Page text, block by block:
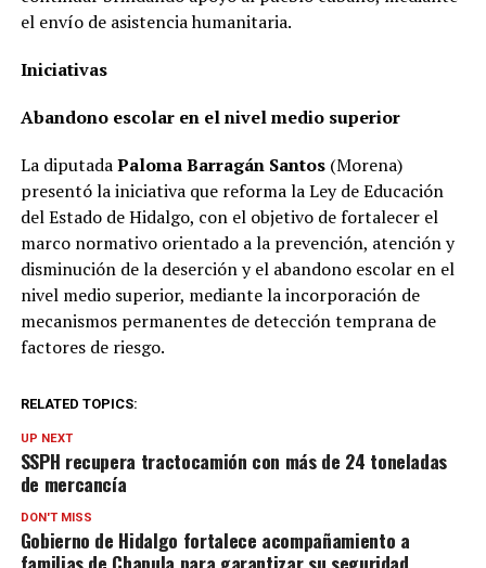
el envío de asistencia humanitaria.
Iniciativas
Abandono escolar en el nivel medio superior
La diputadaPaloma Barragán Santos(Morena)
presentó la iniciativa que reforma la Ley de Educación
del Estado de Hidalgo, con el objetivo de fortalecer el
marco normativo orientado a la prevención, atención y
disminución de la deserción y el abandono escolar en el
nivel medio superior, mediante la incorporación de
mecanismos permanentes de detección temprana de
factores de riesgo.
RELATED TOPICS:
UP NEXT
SSPH recupera tractocamión con más de 24 toneladas
de mercancía
DON'T MISS
Gobierno de Hidalgo fortalece acompañamiento a
familias de Chapula para garantizar su seguridad